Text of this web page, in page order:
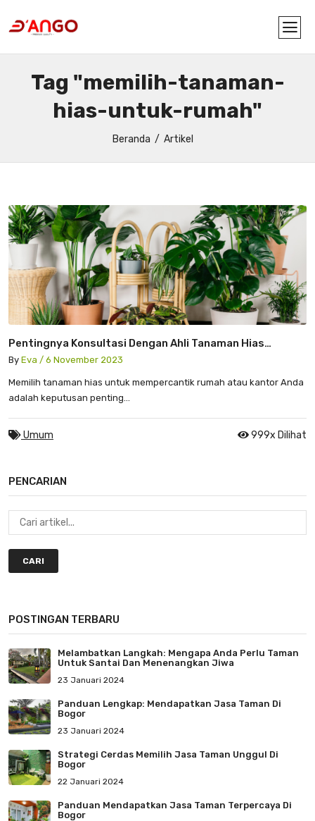
Tag "memilih-tanaman-
hias-untuk-rumah"
Beranda Artikel
Pentingnya Konsultasi Dengan Ahli Tanaman Hias
Sebelum Memilih Tanaman Untuk Rumah Anda
By Eva / 6 November 2023
Memilih tanaman hias untuk mempercantik rumah atau kantor Anda
adalah keputusan penting...
Umum 999x Dilihat
PENCARIAN
CARI
POSTINGAN TERBARU
Melambatkan Langkah: Mengapa Anda Perlu Taman
Untuk Santai Dan Menenangkan Jiwa
23 Januari 2024
Panduan Lengkap: Mendapatkan Jasa Taman Di
Bogor
23 Januari 2024
Strategi Cerdas Memilih Jasa Taman Unggul Di
Bogor
22 Januari 2024
Panduan Mendapatkan Jasa Taman Terpercaya Di
Bogor